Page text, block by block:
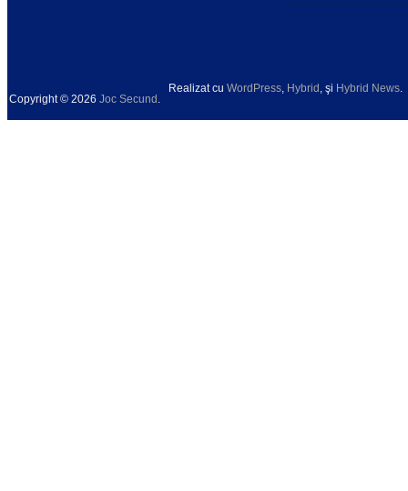
Copyright © 2026 Joc Secund .
Realizat cu WordPress, Hybrid , şi Hybrid News.